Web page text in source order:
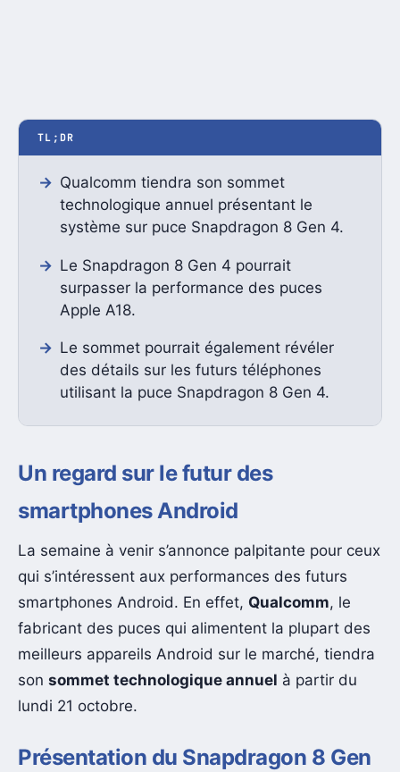
TL;DR
Qualcomm tiendra son sommet
technologique annuel présentant le
système sur puce Snapdragon 8 Gen 4.
Le Snapdragon 8 Gen 4 pourrait
surpasser la performance des puces
Apple A18.
Le sommet pourrait également révéler
des détails sur les futurs téléphones
utilisant la puce Snapdragon 8 Gen 4.
Un regard sur le futur des
smartphones Android
La semaine à venir s’annonce palpitante pour ceux
qui s’intéressent aux performances des futurs
smartphones Android. En effet, Qualcomm, le
fabricant des puces qui alimentent la plupart des
meilleurs appareils Android sur le marché, tiendra
son sommet technologique annuel à partir du
lundi 21 octobre.
Présentation du Snapdragon 8 Gen